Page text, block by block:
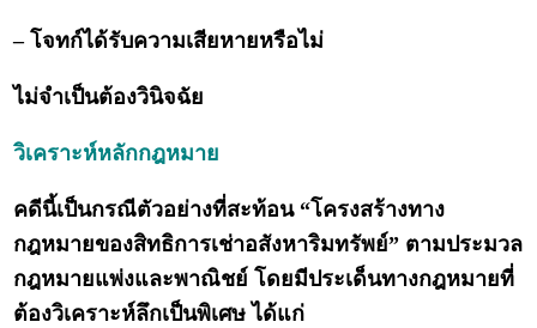
– โจทก์ได้รับความเสียหายหรือไม่
ไม่จำเป็นต้องวินิจฉัย
วิเคราะห์หลักกฎหมาย
คดีนี้เป็นกรณีตัวอย่างที่สะท้อน “โครงสร้างทาง
กฎหมายของสิทธิการเช่าอสังหาริมทรัพย์” ตามประมวล
กฎหมายแพ่งและพาณิชย์ โดยมีประเด็นทางกฎหมายที่
ต้องวิเคราะห์ลึกเป็นพิเศษ ได้แก่